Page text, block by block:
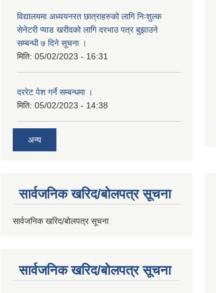
विद्यालयमा अध्ययनरत छात्राहरुको लागि निःशुल्क
सेनेटरी प्याड खरीदको लागि दरभाउ पत्र बुझाउने
सम्बन्धी ७ दिने सूचना ।
मिति: 05/02/2023 - 16:31
दररेट पेश गर्ने सम्बन्धमा ।
मिति: 05/02/2023 - 14:38
अन्य
सार्वजनिक खरिद/बोलपत्र सूचना
सार्वजनिक खरिद/बोलपत्र सूचना
सार्वजनिक खरिद/बोलपत्र सूचना